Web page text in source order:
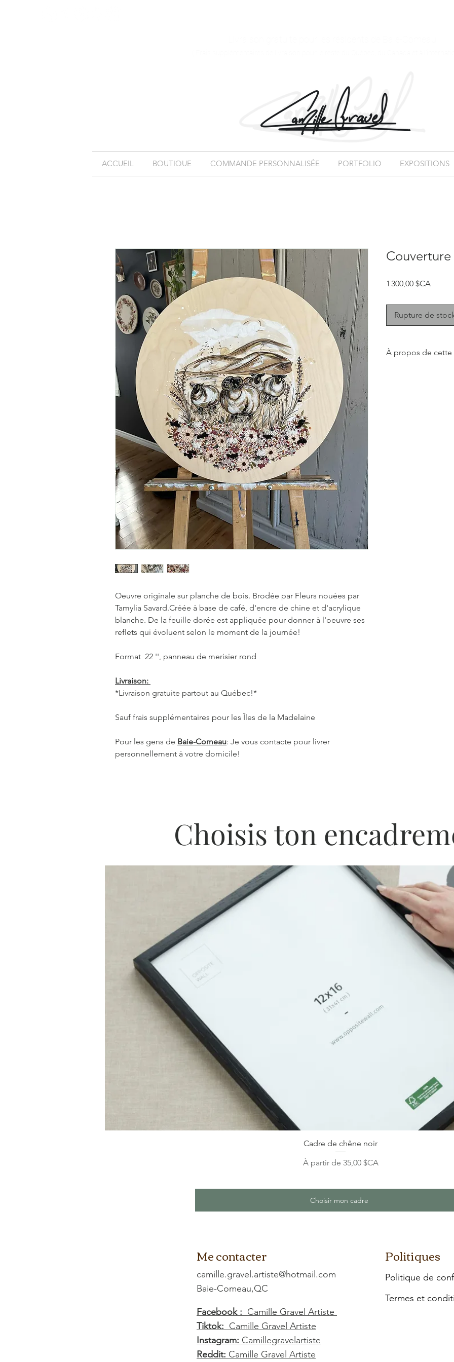
ACCUEIL BOUTIQUE COMMANDE PERSONNALISÉE PORTFOLIO EXPOSITIONS
Oeuvre originale sur planche de bois. Brodée par Fleurs nouées par
Tamylia Savard.Créée à base de café, d'encre de chine et d'acrylique
blanche. De la feuille dorée est appliquée pour donner à l'oeuvre ses
reflets qui évoluent selon le moment de la journée!
Format 22 '', panneau de merisier rond
Livraison:
*Livraison gratuite partout au Québec!*
Sauf frais supplémentaires pour les Îles de la Madelaine
Pour les gens de Baie-Comeau: Je vous contacte pour livrer
personnellement à votre domicile!
1 300,00 $CAPrix
Rupture de
À propos de cette
Choisis ton
Cadre de chêne noir
À partir de 35,00 $CA
Prix promotionnel
Choisir mon cadre
Me contacter Politiques
camille.gravel.artiste@hotmail.com
Baie-Comeau,QC
Politique de
Termes et
Facebook : Camille Gravel Artiste
Tiktok: Camille Gravel Artiste
Instagram: Camillegravelartiste
Reddit: Camille Gravel Artiste